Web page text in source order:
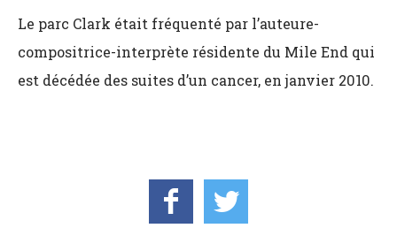
Le parc Clark était fréquenté par l’auteure-
compositrice-interprète résidente du Mile End qui
est décédée des suites d’un cancer, en janvier 2010.